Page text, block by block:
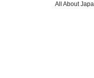
All About